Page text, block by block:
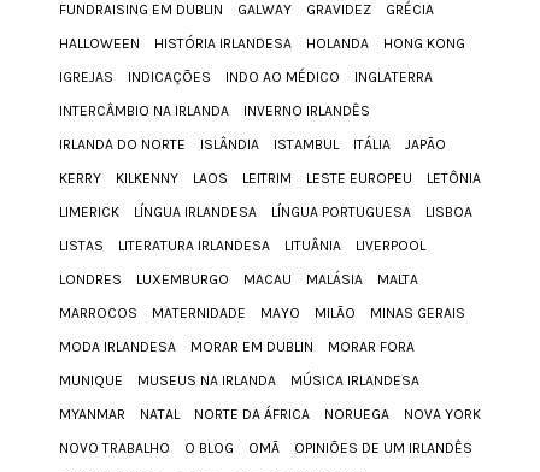
FUNDRAISING EM DUBLIN
GALWAY GRAVIDEZ
GRÉCIA
HALLOWEEN
HISTÓRIA IRLANDESA HOLANDA
HONG KONG
IGREJAS
INDICAÇÕES INDO AO MÉDICO
INGLATERRA
INTERCÂMBIO NA IRLANDA
INVERNO IRLANDÊS
IRLANDA DO NORTE
ISLÂNDIA ISTAMBUL ITÁLIA
JAPÃO
KERRY
KILKENNY LAOS LEITRIM LESTE EUROPEU
LETÔNIA
LIMERICK
LÍNGUA IRLANDESA LÍNGUA PORTUGUESA
LISBOA
LISTAS
LITERATURA IRLANDESA LITUÂNIA
LIVERPOOL
LONDRES
LUXEMBURGO MACAU MALÁSIA
MALTA
MARROCOS
MATERNIDADE MAYO MILÃO
MINAS GERAIS
MODA IRLANDESA
MORAR EM DUBLIN
MORAR FORA
MUNIQUE
MUSEUS NA IRLANDA
MÚSICA IRLANDESA
MYANMAR
NATAL NORTE DA ÁFRICA NORUEGA
NOVA YORK
NOVO TRABALHO
O BLOG OMÃ
OPINIÕES DE UM IRLANDÊS